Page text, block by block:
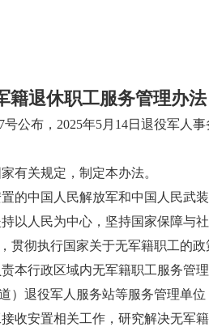
籍退休职工服务管理办法
号公布，2025年5月14日退役军人事
有关规定，制定本办法。
的中国人民解放军和中国人民武
以人民为中心，坚持国家保障与
彻执行国家关于无军籍职工的政
本行政区域内无军籍职工服务管理
退役军人服务站等服务管理单位
收安置相关工作，研究解决无军